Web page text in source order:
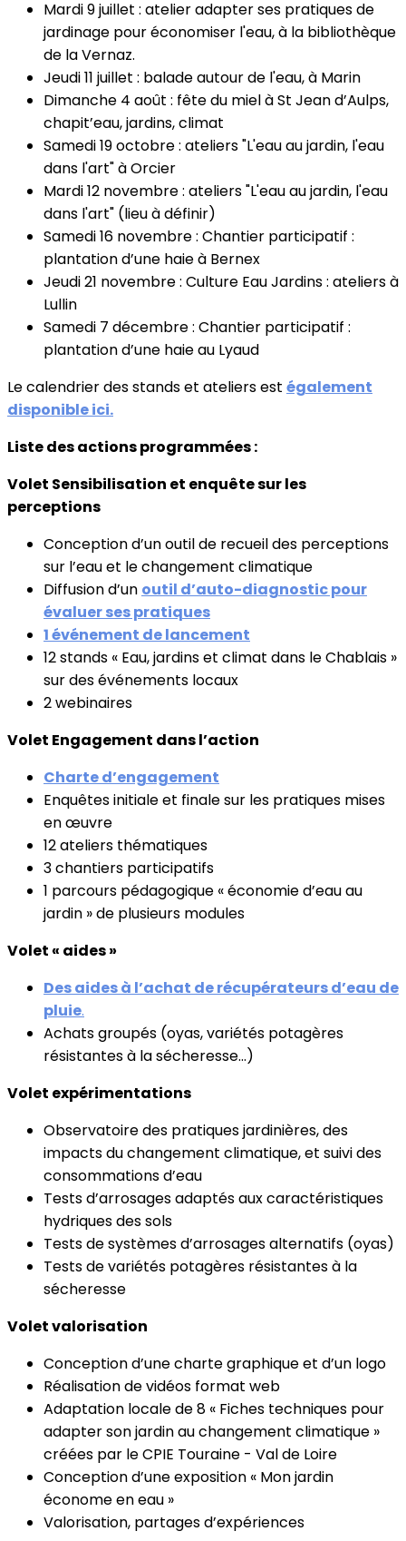
Mardi 9 juillet : atelier adapter ses pratiques de
jardinage pour économiser l'eau, à la bibliothèque
de la Vernaz.
Jeudi 11 juillet : balade autour de l'eau, à Marin
Dimanche 4 août : fête du miel à St Jean d’Aulps,
chapit’eau, jardins, climat
Samedi 19 octobre : ateliers "L'eau au jardin, l'eau
dans l'art" à Orcier
Mardi 12 novembre : ateliers "L'eau au jardin, l'eau
dans l'art" (lieu à définir)
Samedi 16 novembre : Chantier participatif :
plantation d’une haie à Bernex
Jeudi 21 novembre : Culture Eau Jardins : ateliers à
Lullin
Samedi 7 décembre : Chantier participatif :
plantation d’une haie au Lyaud
Le calendrier des stands et ateliers est également
disponible ici.
Liste des actions programmées :
Volet Sensibilisation et enquête sur les
perceptions
Conception d’un outil de recueil des perceptions
sur l’eau et le changement climatique
Diffusion d’un outil d’auto-diagnostic pour
évaluer ses pratiques
1 événement de lancement
12 stands « Eau, jardins et climat dans le Chablais »
sur des événements locaux
2 webinaires
Volet Engagement dans l’action
Charte d’engagement
Enquêtes initiale et finale sur les pratiques mises
en œuvre
12 ateliers thématiques
3 chantiers participatifs
1 parcours pédagogique « économie d’eau au
jardin » de plusieurs modules
Volet « aides »
Des aides à l’achat de récupérateurs d’eau de
pluie.
Achats groupés (oyas, variétés potagères
résistantes à la sécheresse...)
Volet expérimentations
Observatoire des pratiques jardinières, des
impacts du changement climatique, et suivi des
consommations d’eau
Tests d’arrosages adaptés aux caractéristiques
hydriques des sols
Tests de systèmes d’arrosages alternatifs (oyas)
Tests de variétés potagères résistantes à la
sécheresse
Volet valorisation
Conception d’une charte graphique et d’un logo
Réalisation de vidéos format web
Adaptation locale de 8 « Fiches techniques pour
adapter son jardin au changement climatique »
créées par le CPIE Touraine - Val de Loire
Conception d’une exposition « Mon jardin
économe en eau »
Valorisation, partages d’expériences